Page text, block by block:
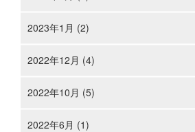
2023年1月 (2)
2022年12月 (4)
2022年10月 (5)
2022年6月 (1)